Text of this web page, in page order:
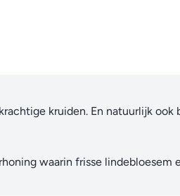
kruiden. En natuurlijk ook
waarin frisse lindebloesem